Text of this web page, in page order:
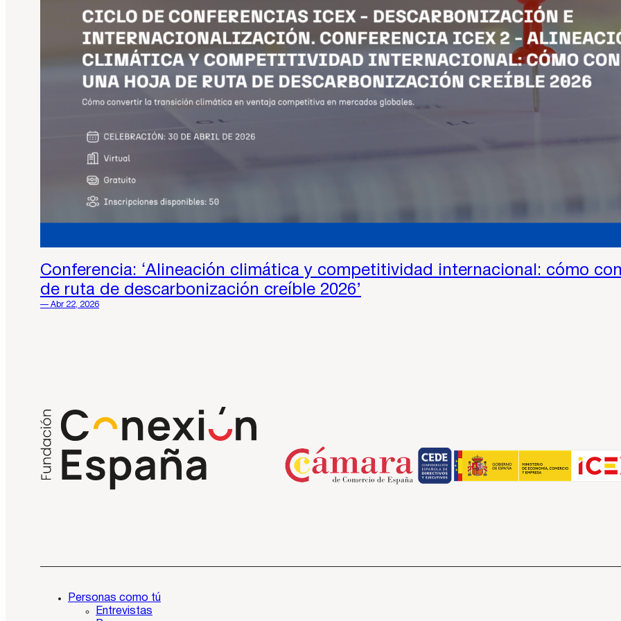
Conferencia: ‘Alineación climática y competitividad internacional: cómo
de ruta de descarbonización creíble 2026’
— Abr 22, 2026
Personas como tú
Entrevistas